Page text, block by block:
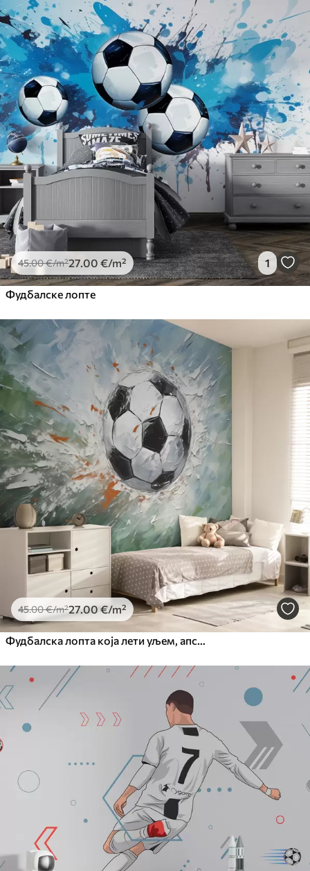
45.00€/m²27 .00 €/m² 1
Фудбалске лопте
45.00€/m²27.00 €/m²